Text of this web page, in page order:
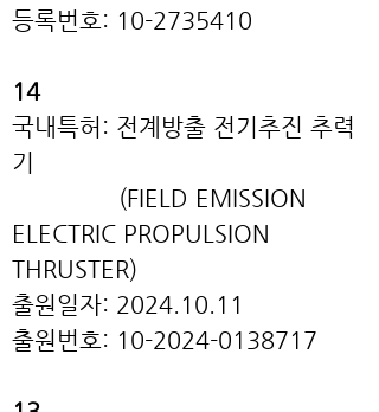
등록번호: 10-2735410
14
국내특허: 전계방출 전기추진 추력
기
(FIELD EMISSION
ELECTRIC PROPULSION
THRUSTER)
출원일자: 2024.10.11
출원번호: 10-2024-0138717